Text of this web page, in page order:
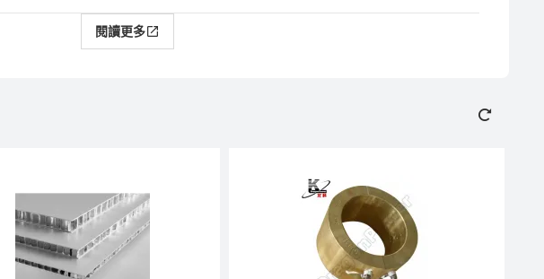
閱讀更多